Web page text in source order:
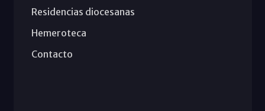
Residencias diocesanas
Hemeroteca
Contacto